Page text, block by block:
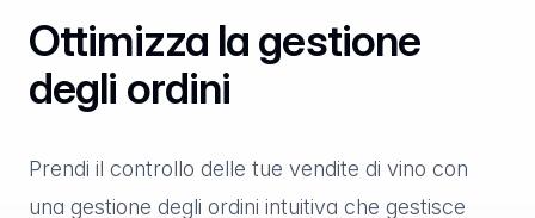
Ottimizza la gestione
degli ordini
Prendi il controllo delle tue vendite di vino con
una gestione degli ordini intuitiva che gestisce